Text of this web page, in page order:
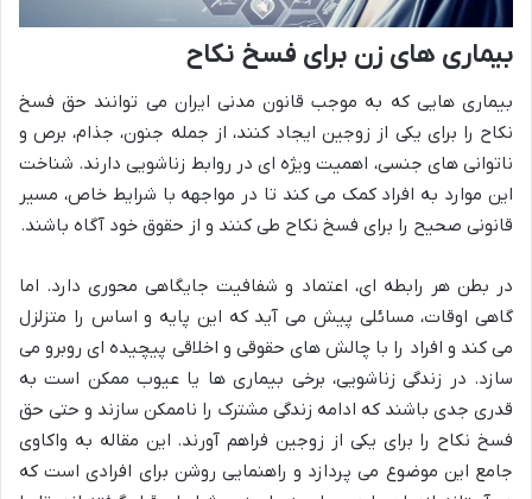
بیماری های زن برای فسخ نکاح
بیماری هایی که به موجب قانون مدنی ایران می توانند حق فسخ
نکاح را برای یکی از زوجین ایجاد کنند، از جمله جنون، جذام، برص و
ناتوانی های جنسی، اهمیت ویژه ای در روابط زناشویی دارند. شناخت
این موارد به افراد کمک می کند تا در مواجهه با شرایط خاص، مسیر
قانونی صحیح را برای فسخ نکاح طی کنند و از حقوق خود آگاه باشند.
در بطن هر رابطه ای، اعتماد و شفافیت جایگاهی محوری دارد. اما
گاهی اوقات، مسائلی پیش می آید که این پایه و اساس را متزلزل
می کند و افراد را با چالش های حقوقی و اخلاقی پیچیده ای روبرو می
سازد. در زندگی زناشویی، برخی بیماری ها یا عیوب ممکن است به
قدری جدی باشند که ادامه زندگی مشترک را ناممکن سازند و حتی حق
فسخ نکاح را برای یکی از زوجین فراهم آورند. این مقاله به واکاوی
جامع این موضوع می پردازد و راهنمایی روشن برای افرادی است که